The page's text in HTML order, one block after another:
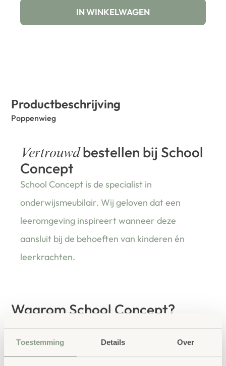
Toestemming Details Over
IN WINKELWAGEN
Productbeschrijving
Poppenwieg
Vertrouwdbestellen bij School
Concept
School Concept is de specialist in
onderwijsmeubilair. Wij geloven dat een
leeromgeving inspireert wanneer deze
aansluit bij de behoeften van kinderen én
leerkrachten.
Waarom School Concept?
en onze ervaring
Kwaliteit: al ons school- en